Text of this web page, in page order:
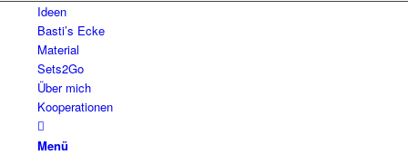
Ideen
Basti’s Ecke
Material
Sets2Go
Über mich
Kooperationen
Menü